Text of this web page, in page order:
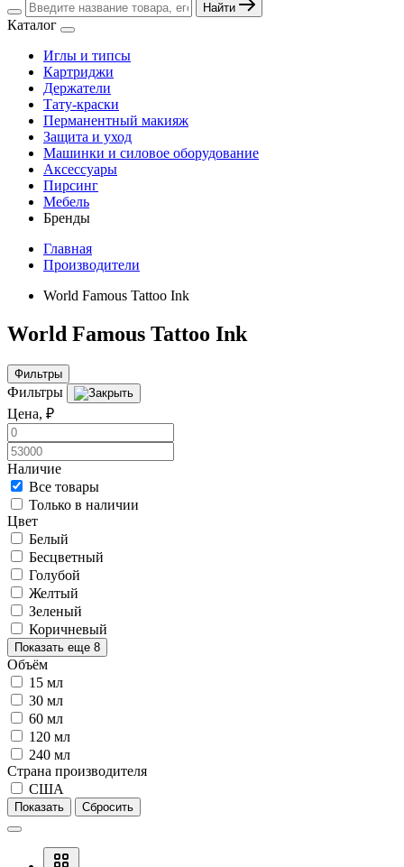
Найти
Каталог
Иглы и типсы
Картриджи
Держатели
Тату-краски
Перманентный макияж
Защита и уход
Машинки и силовое оборудование
Аксессуары
Пирсинг
Мебель
Бренды
Главная
Производители
World Famous Tattoo Ink
World Famous Tattoo Ink
Фильтры
Фильтры
Цена, ₽
Наличие
Все товары
Только в наличии
Цвет
Белый
Бесцветный
Голубой
Желтый
Зеленый
Коричневый
Показать еще 8
Объём
15 мл
30 мл
60 мл
120 мл
240 мл
Страна производителя
США
Показать Сбросить